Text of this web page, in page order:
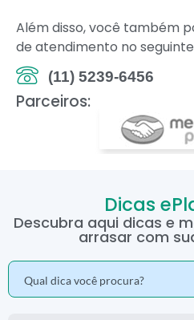
Além disso, você também
de atendimento no
(11) 5239-6456
Parceiros:
Dicas
Descubra aqui dicas e
arrasar com